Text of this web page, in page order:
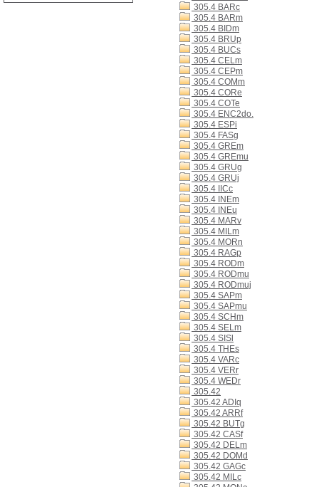
305.4 BARc
305.4 BARm
305.4 BIDm
305.4 BRUp
305.4 BUCs
305.4 CELm
305.4 CEPm
305.4 COMm
305.4 CORe
305.4 COTe
305.4 ENC2do.
305.4 ESPi
305.4 FASg
305.4 GREm
305.4 GREmu
305.4 GRUg
305.4 GRUj
305.4 IICc
305.4 INEm
305.4 INEu
305.4 MARv
305.4 MILm
305.4 MORn
305.4 RAGp
305.4 RODm
305.4 RODmu
305.4 RODmuj
305.4 SAPm
305.4 SAPmu
305.4 SCHm
305.4 SELm
305.4 SISl
305.4 THEs
305.4 VARc
305.4 VERr
305.4 WEDr
305.42
305.42 ADIq
305.42 ARRf
305.42 BUTg
305.42 CASf
305.42 DELm
305.42 DOMd
305.42 GAGc
305.42 MILc